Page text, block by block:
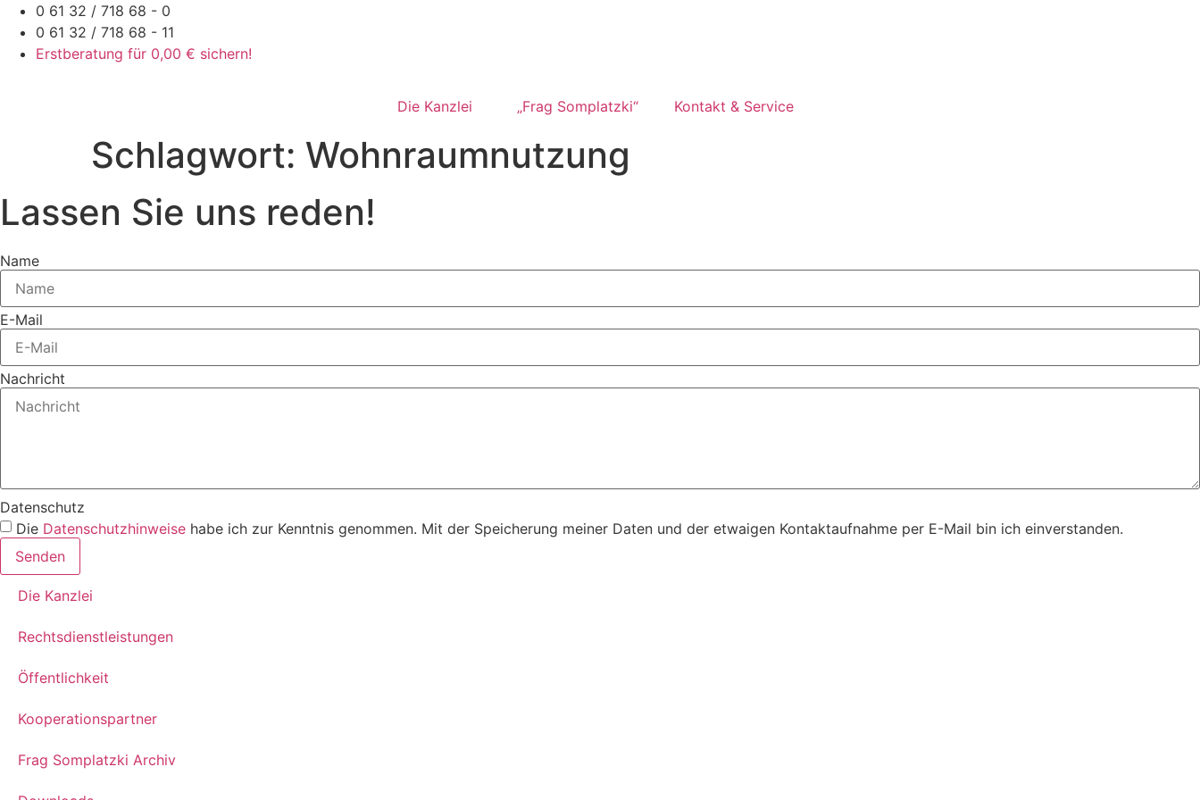
Zum
Inhalt
springen
0 61 32 / 718 68 - 0
0 61 32 / 718 68 - 11
Erstberatung für 0,00 € sichern!
Die Kanzlei „Frag Somplatzki“ Kontakt & Service
Schlagwort: Wohnraumnutzung
Lassen Sie uns reden!
Name
E-Mail
Nachricht
Datenschutz
Die Datenschutzhinweise habe ich zur Kenntnis genommen. Mit der Speicherung meiner Daten und der etwaigen Kontaktaufnahme per E-Mail bin ich einverstanden.
Senden
Die Kanzlei
Rechtsdienstleistungen
Öffentlichkeit
Kooperationspartner
Frag Somplatzki Archiv